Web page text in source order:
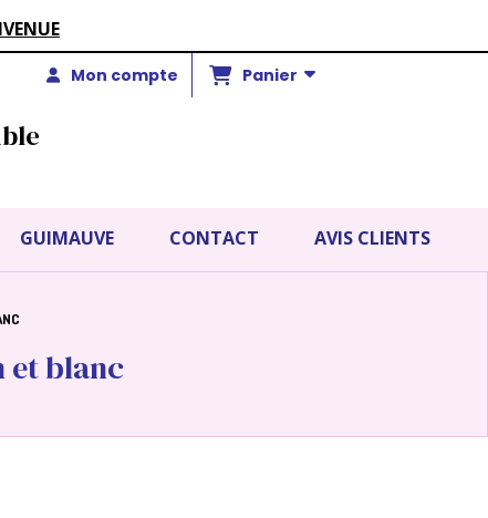
Mon compte Panier
GUIMAUVE CONTACT AVIS CLIENTS
et blanc